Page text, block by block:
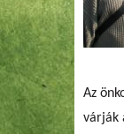
Az
várják